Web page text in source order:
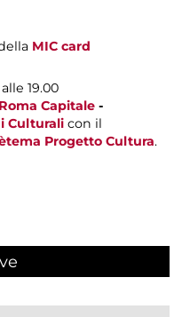
MIC card
19.00
Roma Capitale -
Culturali con il
Progetto Cultura.